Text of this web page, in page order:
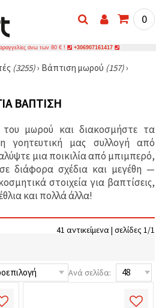
0
άνω των 80 € ! +306907161417
(3255)› Βάπτιση μωρού (157)›
ΒΆΠΤΙΣΗ
μωρού και διακοσμήστε τα
γοητευτική μας συλλογή από
μια ποικιλία από μπιμπερό,
διάφορα σχέδια και μεγέθη —
στοιχεία για βαπτίσεις,
και πολλά άλλα!
41 αντικείμενα | σελίδες 1/1
Ανά σελίδα: